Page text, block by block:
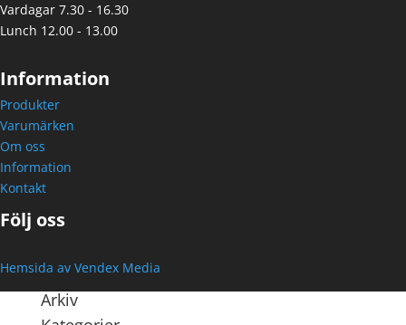
Vardagar 7.30 - 16.30
Lunch 12.00 - 13.00
Information
Produkter
Varumärken
Om oss
Information
Kontakt
Följ oss
Hemsida av Vendex Media
Arkiv